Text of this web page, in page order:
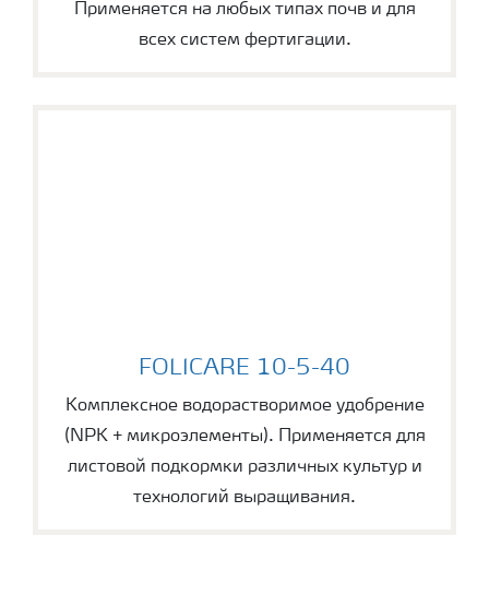
Применяется на любых типах почв и для
всех систем фертигации.
FOLICARE 10-5-40
Комплексное водорастворимое удобрение
(NPK + микроэлементы). Применяется для
листовой подкормки различных культур и
технологий выращивания.